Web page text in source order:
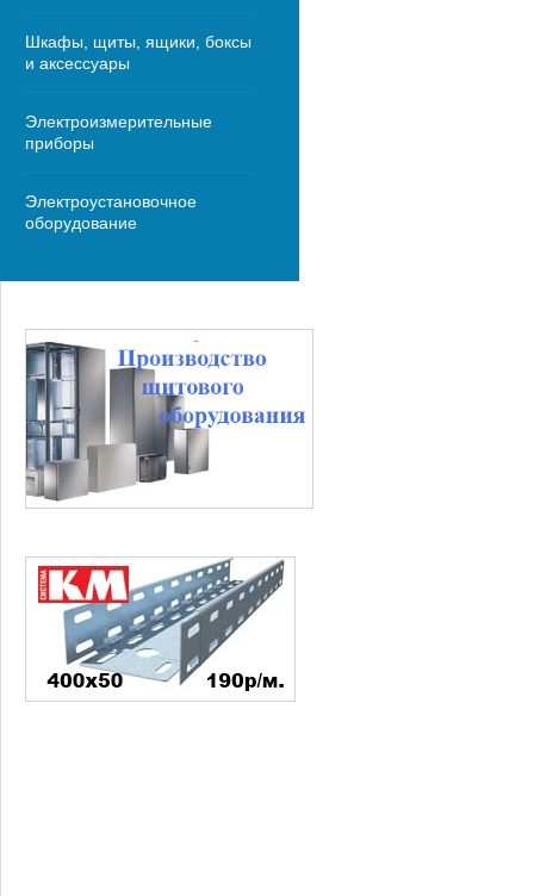
Шкафы, щиты, ящики, боксы
и аксессуары
Электроизмерительные
приборы
Электроустановочное
оборудование